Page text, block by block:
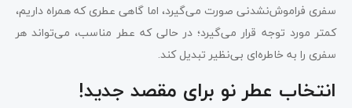
سفری فراموش‌نشدنی صورت می‌گیرد، اما گاهی عطری که همراه داریم،
کمتر مورد توجه قرار می‌گیرد؛ در حالی که عطر مناسب، می‌تواند هر
سفری را به خاطره‌ای بی‌نظیر تبدیل کند.
انتخاب عطر نو برای مقصد جدید!